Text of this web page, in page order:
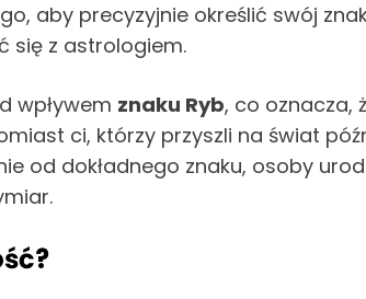
aby precyzyjnie określić swój
się z astrologiem.
wpływem znaku Ryb, co oznacza,
ci, którzy przyszli na świat
od dokładnego znaku, osoby